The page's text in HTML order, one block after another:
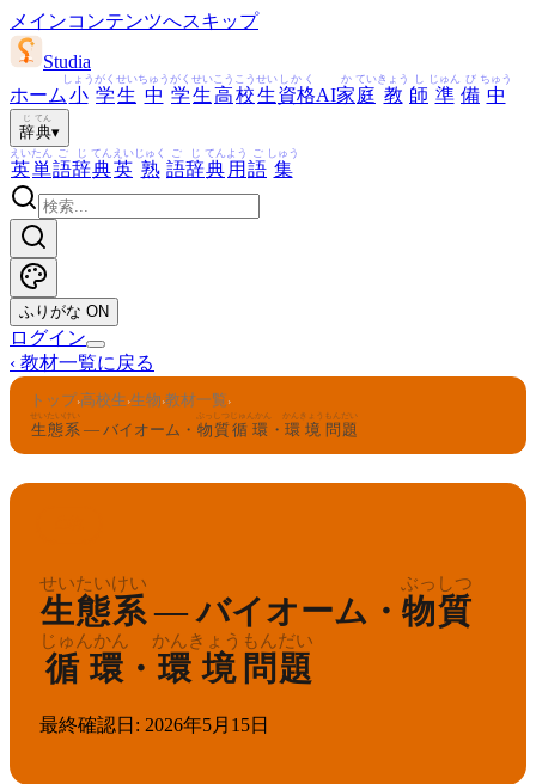
メインコンテンツへスキップ
Studia
ホーム 小
しょう
学
がく
生
せい
中
ちゅう
学
がく
生
せい
高
こう
校
こう
生
せい
資格
しかく
AI家
か
庭
てい
教
きょう
師
し
準
じゅん
備
び
中
ちゅう
辞
じ
典
てん
▾
英
えい
単
たん
語
ご
辞
じ
典
てん
英
えい
熟
じゅく
語
ご
辞
じ
典
てん
用
よう
語
ご
集
しゅう
ふりがな ON
ログイン
‹ 教材一覧に戻る
トップ›高校生›生物›教材一覧›
生態系
せいたいけい
— バイオーム・ 物質
ぶっしつ
循環
じゅんかん
・ 環境
かんきょう
問題
もんだい
生態系
せいたいけい
— バイオーム・ 物質
ぶっしつ
循環
じゅんかん
・ 環境
かんきょう
問題
もんだい
最終確認日 : 2026年5月15日